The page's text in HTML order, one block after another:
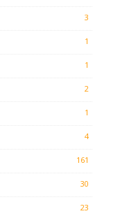
3
1
1
2
1
4
161
30
23